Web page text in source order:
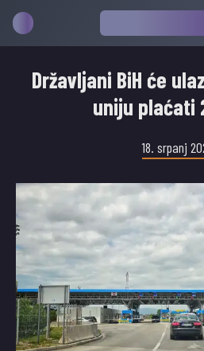
Državljani BiH će
uniju plaćati
18. srpanj